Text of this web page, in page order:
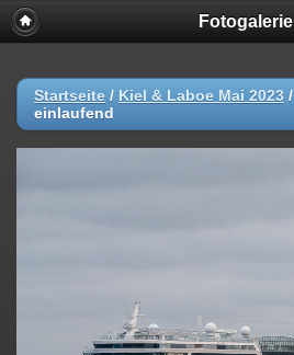
Fotogalerie
Startseite / Kiel & Laboe Mai 2023 /
einlaufend